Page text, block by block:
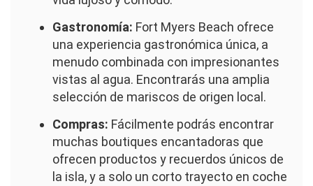
Gastronomía: Fort Myers Beach ofrece
una experiencia gastronómica única, a
menudo combinada con impresionantes
vistas al agua. Encontrarás una amplia
selección de mariscos de origen local.
Compras: Fácilmente podrás encontrar
muchas boutiques encantadoras que
ofrecen productos y recuerdos únicos de
la isla, y a solo un corto trayecto en coche